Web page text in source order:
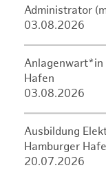
Administrator
03.08.2026
Anlagenwart*in
Hafen
03.08.2026
Ausbildung
Hamburger
20.07.2026